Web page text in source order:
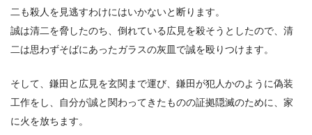
二も殺人を見逃すわけにはいかないと断ります。
誠は清二を脅したのち、倒れている広見を殺そうとしたので、清
二は思わずそばにあったガラスの灰皿で誠を殴りつけます。
そして、鎌田と広見を玄関まで運び、鎌田が犯人かのように偽装
工作をし、自分が誠と関わってきたものの証拠隠滅のために、家
に火を放ちます。